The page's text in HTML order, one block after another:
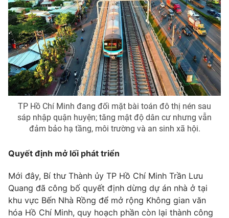
Góc doanh nghiệp
Truyền hình
Phim VTV
Hậu trường
Nhân vật
Khán giả
Giải sao mai
Giải trí
Điện ảnh
Âm nhạc
Sao
Đời sống
Du lịch
Làm đẹp
Chất lượng cuộc sống
Giáo dục
Tuyển sinh
Công nghệ
Hitech Công nghệ tương lai
Sản phẩm
Thị trường
Tư vấn
Giao lưu trực tuyến
Lịch phát sóng
TP Hồ Chí Minh đang đối mặt bài toán đô thị nén sau
sáp nhập quận huyện; tăng mật độ dân cư nhưng vẫn
đảm bảo hạ tầng, môi trường và an sinh xã hội.
Quyết định mở lối phát triển
Mới đây, Bí thư Thành ủy TP Hồ Chí Minh Trần Lưu
Quang đã công bố quyết định dừng dự án nhà ở tại
khu vực Bến Nhà Rồng để mở rộng Không gian văn
hóa Hồ Chí Minh, quy hoạch phần còn lại thành công